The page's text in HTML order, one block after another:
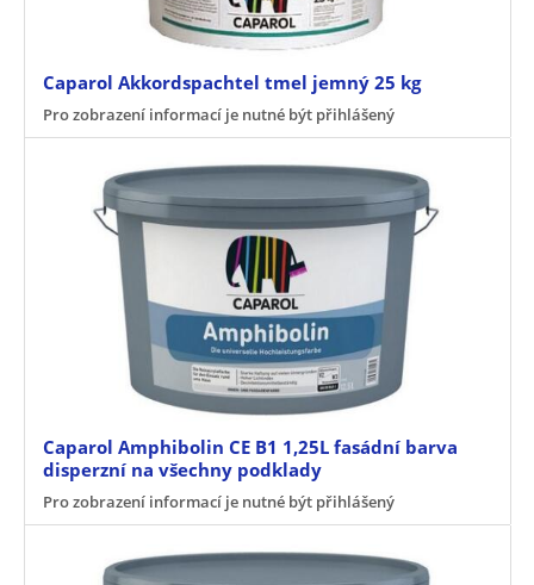
Caparol Akkordspachtel tmel jemný 25 kg
Pro zobrazení informací je nutné být přihlášený
Caparol Amphibolin CE B1 1,25L fasádní barva
disperzní na všechny podklady
Pro zobrazení informací je nutné být přihlášený